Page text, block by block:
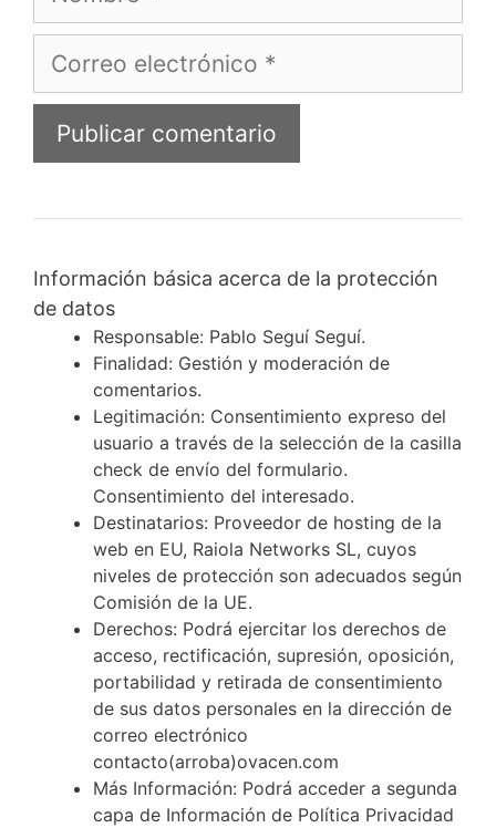
electrónico
Información básica acerca de la protección
de datos
Responsable: Pablo Seguí Seguí.
Finalidad: Gestión y moderación de
comentarios.
Legitimación: Consentimiento expreso del
usuario a través de la selección de la casilla
check de envío del formulario.
Consentimiento del interesado.
Destinatarios: Proveedor de hosting de la
web en EU, Raiola Networks SL, cuyos
niveles de protección son adecuados según
Comisión de la UE.
Derechos: Podrá ejercitar los derechos de
acceso, rectificación, supresión, oposición,
portabilidad y retirada de consentimiento
de sus datos personales en la dirección de
correo electrónico
contacto(arroba)ovacen.com
Más Información: Podrá acceder a segunda
capa de Información de Política Privacidad